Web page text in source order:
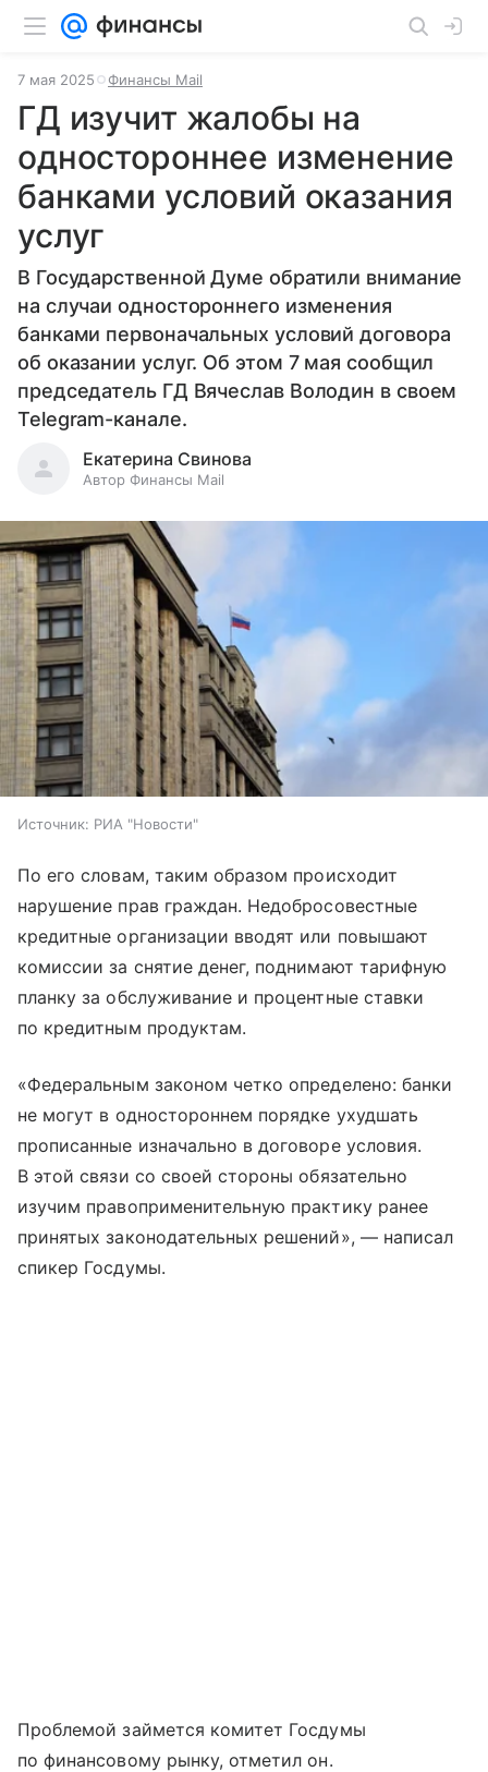
7 мая 2025 Финансы Mail
ГД изучит жалобы на
одностороннее изменение
банками условий оказания
услуг
В Государственной Думе обратили внимание
на случаи одностороннего изменения
банками первоначальных условий договора
об оказании услуг. Об этом 7 мая сообщил
председатель ГД Вячеслав Володин в своем
Telegram-канале.
Екатерина Свинова
Автор Финансы Mail
Источник: РИА "Новости"
По его словам, таким образом происходит
нарушение прав граждан. Недобросовестные
кредитные организации вводят или повышают
комиссии за снятие денег, поднимают тарифную
планку за обслуживание и процентные ставки
по кредитным продуктам.
«Федеральным законом четко определено: банки
не могут в одностороннем порядке ухудшать
прописанные изначально в договоре условия.
В этой связи со своей стороны обязательно
изучим правоприменительную практику ранее
принятых законодательных решений», — написал
спикер Госдумы.
Проблемой займется комитет Госдумы
по финансовому рынку, отметил он.